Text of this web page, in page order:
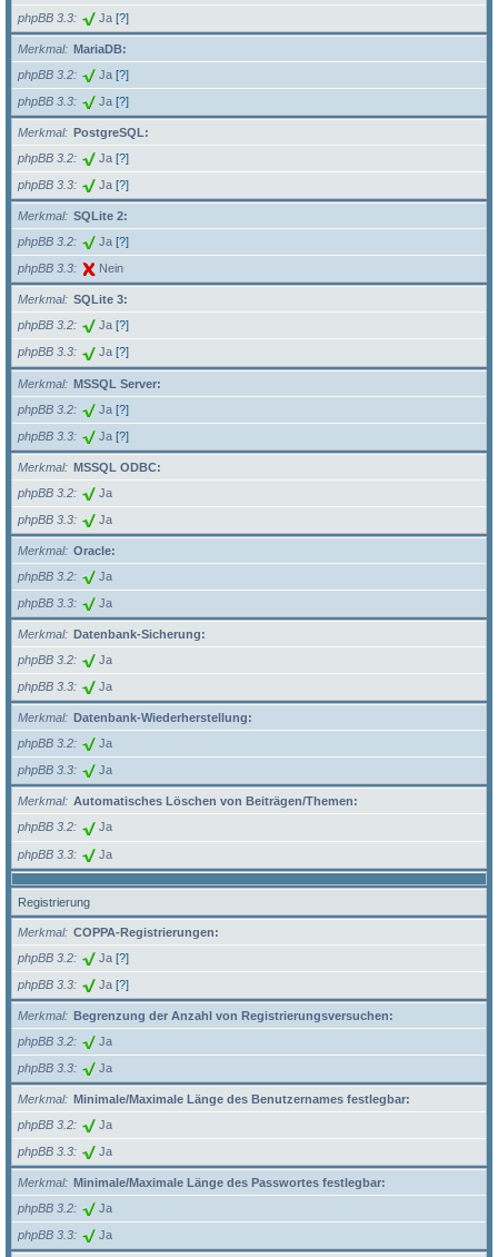
phpBB 3.3 Ja [?]
Merkmal
MariaDB:
phpBB 3.2
Ja [?]
phpBB 3.3 Ja [?]
Merkmal
PostgreSQL:
phpBB 3.2
Ja [?]
phpBB 3.3 Ja [?]
Merkmal
SQLite 2:
phpBB 3.2
Ja [?]
phpBB 3.3 Nein
Merkmal
SQLite 3:
phpBB 3.2
Ja [?]
phpBB 3.3 Ja [?]
Merkmal
MSSQL Server:
phpBB 3.2
Ja [?]
phpBB 3.3 Ja [?]
Merkmal
MSSQL ODBC:
phpBB 3.2
Ja
phpBB 3.3 Ja
Merkmal
Oracle:
phpBB 3.2
Ja
phpBB 3.3 Ja
Merkmal
Datenbank-Sicherung:
phpBB 3.2
Ja
phpBB 3.3 Ja
Merkmal
Datenbank-Wiederherstellung:
phpBB 3.2
Ja
phpBB 3.3 Ja
Merkmal
Automatisches Löschen von Beiträgen/Themen:
phpBB 3.2
Ja
phpBB 3.3 Ja
Registrierung
Merkmal
COPPA-Registrierungen:
phpBB 3.2
Ja [?]
phpBB 3.3 Ja [?]
Merkmal
Begrenzung der Anzahl von Registrierungsversuchen:
phpBB 3.2
Ja
phpBB 3.3 Ja
Merkmal
Minimale/Maximale Länge des Benutzernames festlegbar:
phpBB 3.2
Ja
phpBB 3.3 Ja
Merkmal
Minimale/Maximale Länge des Passwortes festlegbar:
phpBB 3.2
Ja
phpBB 3.3 Ja